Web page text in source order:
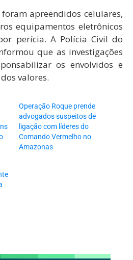
apreendidos celulares,
equipamentos eletrônicos
perícia. A Polícia Civil do
que as investigações
os envolvidos e
valores.
Operação Roque prende
advogados suspeitos de
ligação com líderes do
Comando Vermelho no
Amazonas